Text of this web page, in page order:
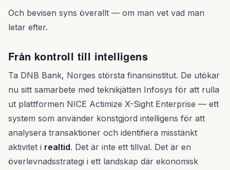
Och bevisen syns överallt — om man vet vad man
letar efter.
Från kontroll till intelligens
Ta DNB Bank, Norges största finansinstitut. De utökar
nu sitt samarbete med teknikjätten Infosys för att rulla
ut plattformen NICE Actimize X-Sight Enterprise — ett
system som använder konstgjord intelligens för att
analysera transaktioner och identifiera misstänkt
aktivitet i realtid. Det är inte ett tillval. Det är en
överlevnadsstrategi i ett landskap där ekonomisk